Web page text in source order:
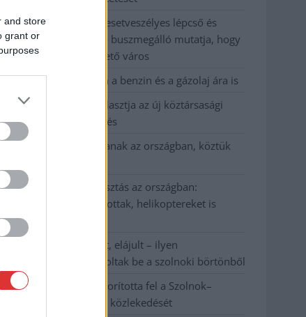
and store
grant or
Csendélet 5.0: alig balesetveszélyes lépcső és
remek állapotban levő buszmegálló mutatja, hogy
Szolnok mennyire élhető város
Pénteken újra csökken a benzin és a gázolaj ára is
Napokon belül megválasztja az új köztársasági
elnököt az Országgyűlés
Kiterjedt tüzek pusztítanak az országban, köztük
Harmadfokú hőségriasztás az országban:
Szolnokon klímát javítottak, helikoptereket is
bevetettek a tüzeknél
A zárkában rosszul lett, elájult – ilyen
körülményekről számoltak be a szolnoki börtönből
Váratlan fennakadás borította fel a Szolnok–
Kecskemét vasútvonal közlekedését